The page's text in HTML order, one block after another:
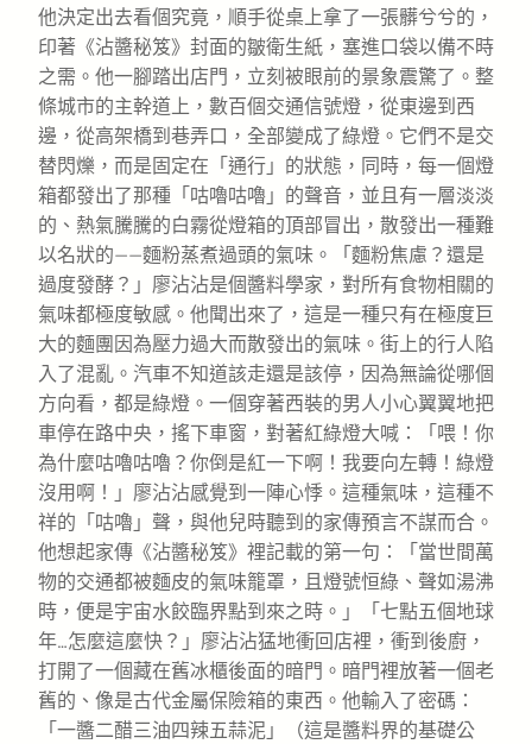
他決定出去看個究竟，順手從桌上拿了一張髒兮兮的，
印著《沾醬秘笈》封面的皺衛生紙，塞進口袋以備不時
之需。他一腳踏出店門，立刻被眼前的景象震驚了。整
條城市的主幹道上，數百個交通信號燈，從東邊到西
邊，從高架橋到巷弄口，全部變成了綠燈。它們不是交
替閃爍，而是固定在「通行」的狀態，同時，每一個燈
箱都發出了那種「咕嚕咕嚕」的聲音，並且有一層淡淡
的、熱氣騰騰的白霧從燈箱的頂部冒出，散發出一種難
以名狀的——麵粉蒸煮過頭的氣味。「麵粉焦慮？還是
過度發酵？」廖沾沾是個醬料學家，對所有食物相關的
氣味都極度敏感。他聞出來了，這是一種只有在極度巨
大的麵團因為壓力過大而散發出的氣味。街上的行人陷
入了混亂。汽車不知道該走還是該停，因為無論從哪個
方向看，都是綠燈。一個穿著西裝的男人小心翼翼地把
車停在路中央，搖下車窗，對著紅綠燈大喊：「喂！你
為什麼咕嚕咕嚕？你倒是紅一下啊！我要向左轉！綠燈
沒用啊！」廖沾沾感覺到一陣心悸。這種氣味，這種不
祥的「咕嚕」聲，與他兒時聽到的家傳預言不謀而合。
他想起家傳《沾醬秘笈》裡記載的第一句：「當世間萬
物的交通都被麵皮的氣味籠罩，且燈號恒綠、聲如湯沸
時，便是宇宙水餃臨界點到來之時。」「七點五個地球
年…怎麼這麼快？」廖沾沾猛地衝回店裡，衝到後廚，
打開了一個藏在舊冰櫃後面的暗門。暗門裡放著一個老
舊的、像是古代金屬保險箱的東西。他輸入了密碼：
「一醬二醋三油四辣五蒜泥」（這是醬料界的基礎公